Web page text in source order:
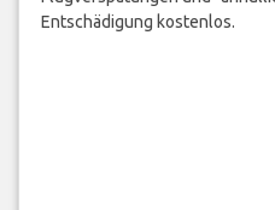
Entschädigung kostenlos.